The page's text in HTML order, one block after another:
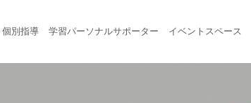
個別指導 学習パーソナルサポーター イベントスペース